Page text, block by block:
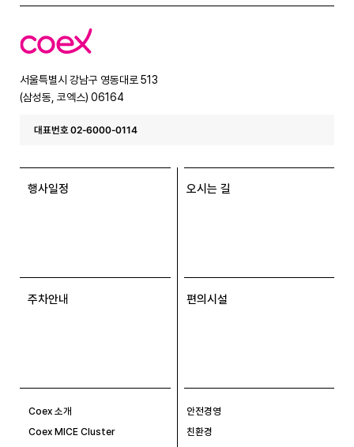
코
엑
서울특별시 강남구 영동대로 513
(삼성동, 코엑스) 06164
대표번호 02-6000-0114
행사일정 오시는 길
주차안내 편의시설
Coex 소개
Coex MICE Cluster
안전경영
친환경